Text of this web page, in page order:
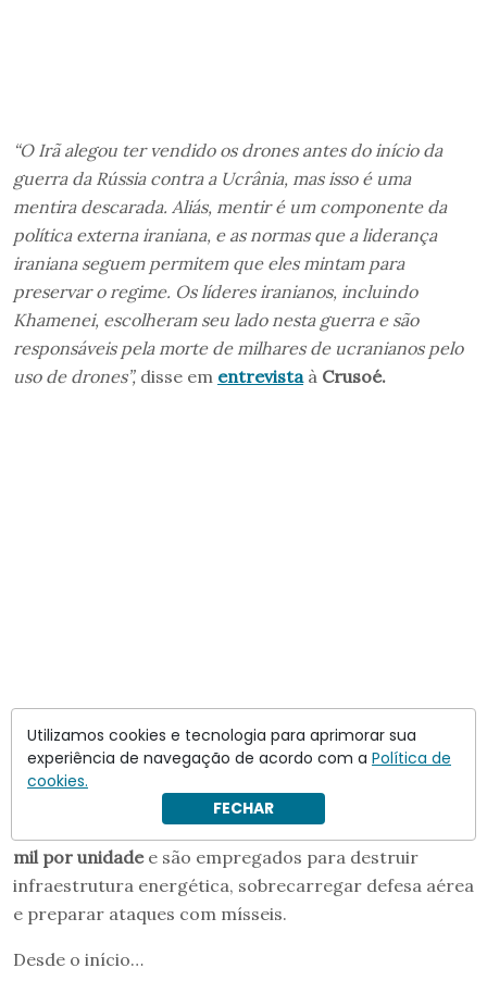
“O Irã alegou ter vendido os drones antes do início da
guerra da Rússia contra a Ucrânia, mas isso é uma
mentira descarada. Aliás, mentir é um componente da
política externa iraniana, e as normas que a liderança
iraniana seguem permitem que eles mintam para
preservar o regime. Os líderes iranianos, incluindo
Khamenei, escolheram seu lado nesta guerra e são
responsáveis ​​pela morte de milhares de ucranianos pelo
uso de drones”, disse em entrevistaà Crusoé.
Além do modeloShahed, Teerã costumava enviar
dronesMohajer-6, utilizados em missões de ataque e
reconhecimento.
Esses equipamentos custam entreUS$ 20 mil e US$ 70
mil por unidadee são empregados para destruir
infraestrutura energética, sobrecarregar defesa aérea
e preparar ataques com mísseis.
Desde o início…
Utilizamos cookies e tecnologia para aprimorar sua
experiência de navegação de acordo com a Política de
cookies.
FECHAR